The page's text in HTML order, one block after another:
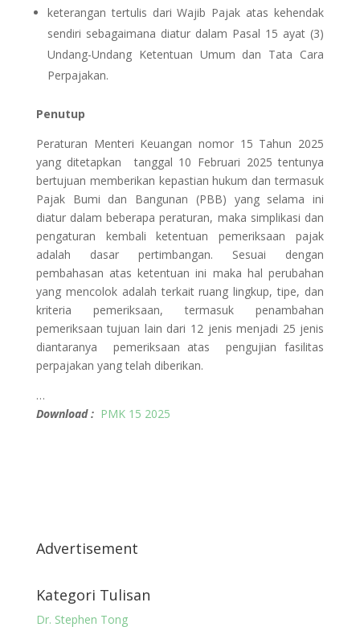
keterangan tertulis dari Wajib Pajak atas kehendak
sendiri sebagaimana diatur dalam Pasal 15 ayat (3)
Undang-Undang Ketentuan Umum dan Tata Cara
Perpajakan.
Penutup
Peraturan Menteri Keuangan nomor 15 Tahun 2025
yang ditetapkan tanggal 10 Februari 2025 tentunya
bertujuan memberikan kepastian hukum dan termasuk
Pajak Bumi dan Bangunan (PBB) yang selama ini
diatur dalam beberapa peraturan, maka simplikasi dan
pengaturan kembali ketentuan pemeriksaan pajak
adalah dasar pertimbangan. Sesuai dengan
pembahasan atas ketentuan ini maka hal perubahan
yang mencolok adalah terkait ruang lingkup, tipe, dan
kriteria pemeriksaan, termasuk penambahan
pemeriksaan tujuan lain dari 12 jenis menjadi 25 jenis
diantaranya pemeriksaan atas pengujian fasilitas
perpajakan yang telah diberikan.
…
Download : PMK 15 2025
Advertisement
Kategori Tulisan
Dr. Stephen Tong